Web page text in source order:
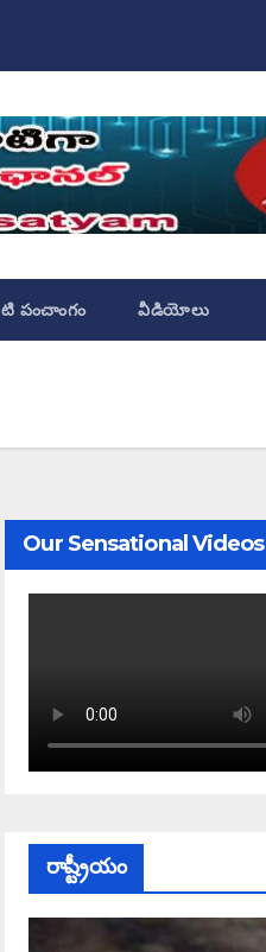
పంచాంగం వీడియోలు
Our Sensational Videos
రాష్ట్రీయం